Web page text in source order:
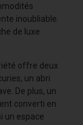
inoubliable.
de luxe
offre deux
un abri
De plus, un
converti en
un espace